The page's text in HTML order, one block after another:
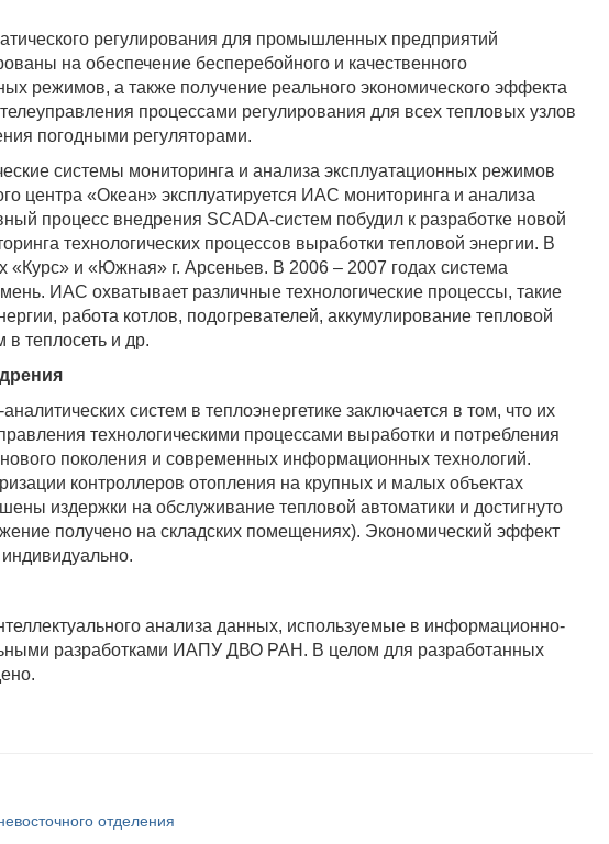
регулирования для промышленных предприятий
на обеспечение бесперебойного и качественного
режимов, а также получение реального экономического эффекта
процессами регулирования для всех тепловых узлов
погодными регуляторами.
системы мониторинга и анализа эксплуатационных режимов
центра «Океан» эксплуатируется ИАС мониторинга и анализа
процесс внедрения SCADA-систем побудил к разработке новой
технологических процессов выработки тепловой энергии. В
«Курс» и «Южная» г. Арсеньев. В 2006 – 2007 годах система
ИАС охватывает различные технологические процессы, такие
работа котлов, подогревателей, аккумулирование тепловой
теплосеть и др.
систем в теплоэнергетике заключается в том, что их
технологическими процессами выработки и потребления
поколения и современных информационных технологий.
контроллеров отопления на крупных и малых объектах
издержки на обслуживание тепловой автоматики и достигнуто
получено на складских помещениях). Экономический эффект
анализа данных, используемые в информационно-
разработками ИАПУ ДВО РАН. В целом для разработанных
отделения